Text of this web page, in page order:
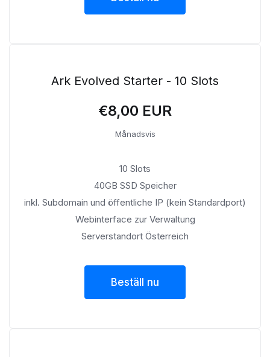
Ark Evolved Starter - 10 Slots
€8,00 EUR
Månadsvis
10 Slots
40GB SSD Speicher
inkl. Subdomain und öffentliche IP (kein Standardport)
Webinterface zur Verwaltung
Serverstandort Österreich
Beställ nu